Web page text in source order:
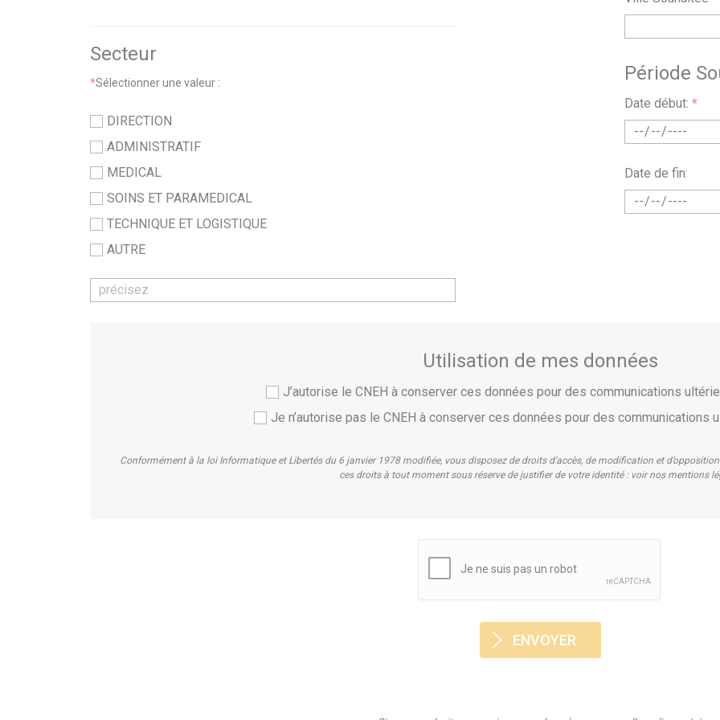
Secteur
*Sélectionner une valeur :
DIRECTION
ADMINISTRATIF
MEDICAL
SOINS ET PARAMEDICAL
TECHNIQUE ET LOGISTIQUE
AUTRE
Période
Date début: *
Date de fin:
Utilisation de mes données
J’autorise le CNEH à conserver ces données pour des communications
Je n’autorise pas le CNEH à conserver ces données pour des communications
Conformément à la loi Informatique et Libertés du 6 janvier 1978 modifiée, vous disposez de droits d’accès, de modification et
ces droits à tout moment sous réserve de justifier de votre identité : voir nos mentions